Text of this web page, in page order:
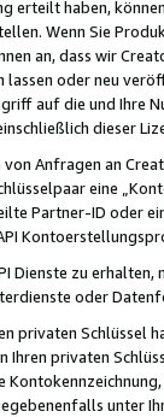
erteilt haben,
Wenn Sie
an, dass wir
oder neu
auf die und Ihre
dieser
Anfragen an
eine
Partner-ID oder
Dienste zu
oder
privaten
Ihren privaten
unter